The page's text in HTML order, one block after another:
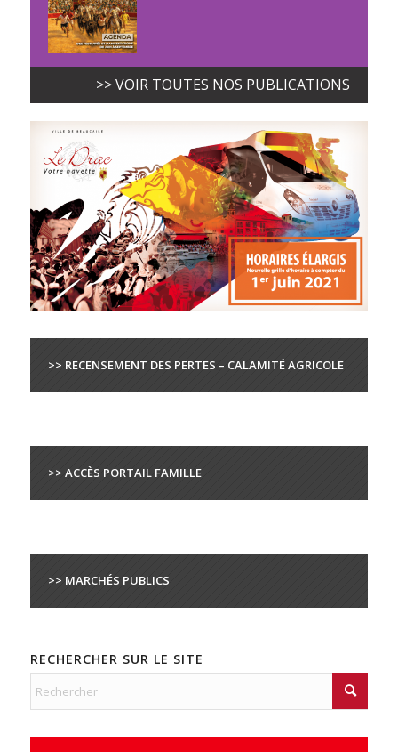
>> VOIR TOUTES NOS PUBLICATIONS
>> RECENSEMENT DES PERTES – CALAMITÉ AGRICOLE
>> ACCÈS PORTAIL FAMILLE
>> MARCHÉS PUBLICS
RECHERCHER SUR LE SITE